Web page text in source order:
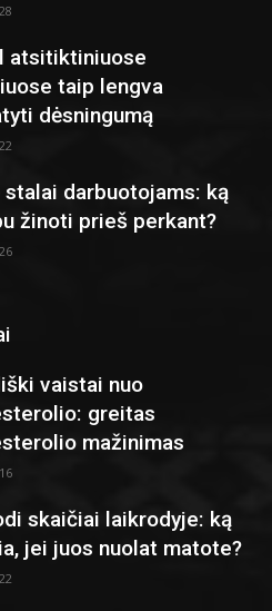
atsitiktiniuose
taip lengva
dėsningumą
stalai darbuotojams: ką
žinoti prieš perkant?
vaistai nuo
greitas
mažinimas
skaičiai laikrodyje: ką
jei juos nuolat matote?